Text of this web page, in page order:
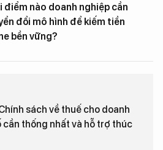
điểm nào doanh nghiệp cần
đổi mô hình để kiếm tiền
bền vững?
sách về thuế cho doanh
cần thống nhất và hỗ trợ thúc